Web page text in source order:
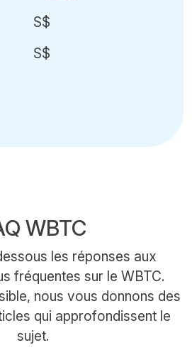
S$
S$
WBTC
les réponses aux
fréquentes sur le WBTC.
nous vous donnons des
qui approfondissent le
sujet.